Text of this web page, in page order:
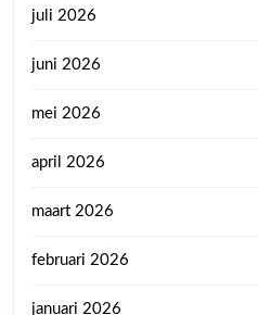
juli 2026
juni 2026
mei 2026
april 2026
maart 2026
februari 2026
januari 2026